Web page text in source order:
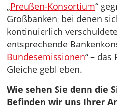
„Preußen-Konsortium“
Großbanken, bei denen
kontinuierlich
entsprechende
Bundesemissionen“ – das
Gleiche geblieben.
Wie sehen Sie denn die
Befinden wir uns Ihrer